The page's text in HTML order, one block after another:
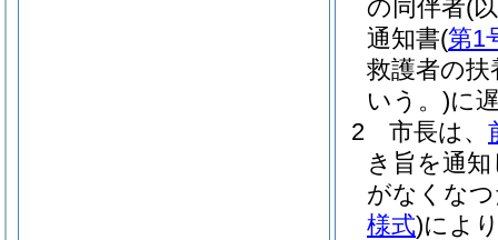
の同伴者(
通知書(第1
救護者の扶
いう。)に
2
市長は、
き旨を通
がなくな
様式)によ